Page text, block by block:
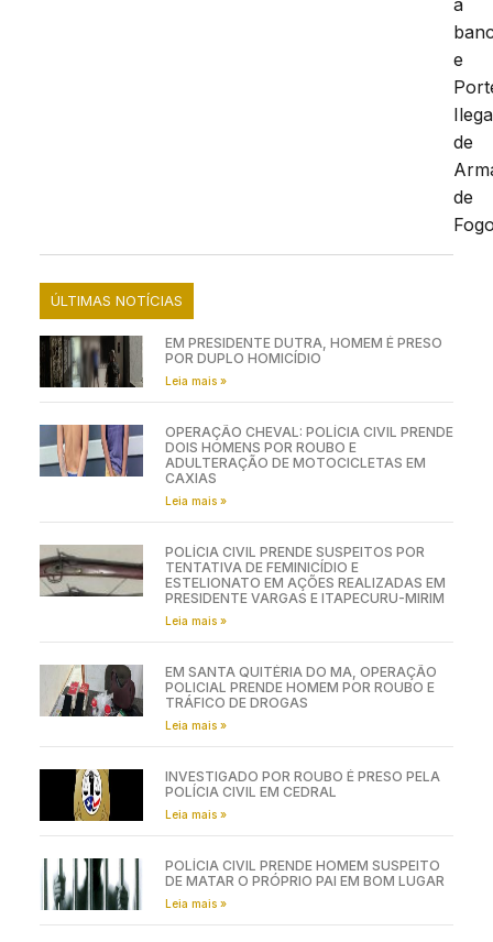
e
de
de
ÚLTIMAS NOTÍCIAS
EM PRESIDENTE DUTRA, HOMEM É PRESO
POR DUPLO HOMICÍDIO
Leia mais »
OPERAÇÃO CHEVAL: POLÍCIA CIVIL PRENDE
DOIS HOMENS POR ROUBO E
ADULTERAÇÃO DE MOTOCICLETAS EM
CAXIAS
Leia mais »
POLÍCIA CIVIL PRENDE SUSPEITOS POR
TENTATIVA DE FEMINICÍDIO E
ESTELIONATO EM AÇÕES REALIZADAS EM
PRESIDENTE VARGAS E ITAPECURU-MIRIM
Leia mais »
EM SANTA QUITÉRIA DO MA, OPERAÇÃO
POLICIAL PRENDE HOMEM POR ROUBO E
TRÁFICO DE DROGAS
Leia mais »
INVESTIGADO POR ROUBO É PRESO PELA
POLÍCIA CIVIL EM CEDRAL
Leia mais »
POLÍCIA CIVIL PRENDE HOMEM SUSPEITO
DE MATAR O PRÓPRIO PAI EM BOM LUGAR
Leia mais »